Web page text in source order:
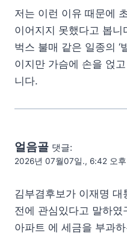
저는 이런 이유 때문에
이어지지 못했다고 봅
벅스 불매 같은 일종의 ‘
이지만 가슴에 손을 얹
니다.
얼음골 댓글:
2026년 07월07일., 6:42 오후
김부겸후보가 이재명
전에 관심있다고 말하
아파트 에 세금을 부과